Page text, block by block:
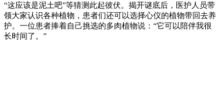
“这应该是泥土吧”等猜测此起彼伏。揭开谜底后，医护人员带
领大家认识各种植物，患者们还可以选择心仪的植物带回去养
护。一位患者捧着自己挑选的多肉植物说：“它可以陪伴我很
长时间了。”